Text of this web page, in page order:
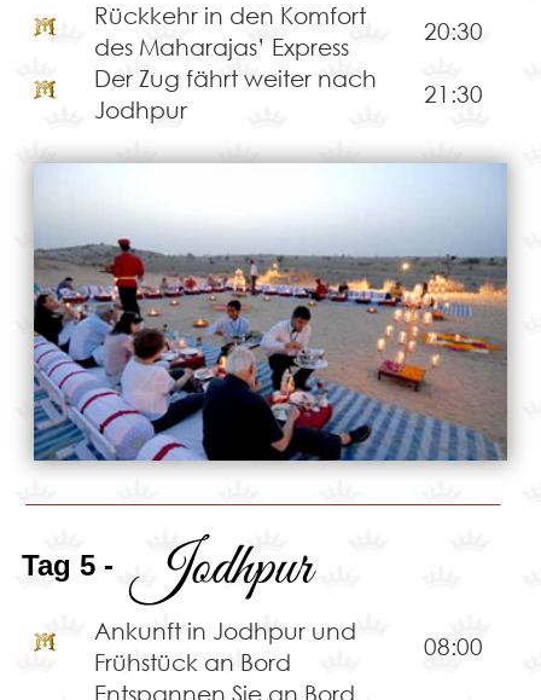
Rückkehr in den Komfort
des Maharajas’ Express
20:30
Der Zug fährt weiter nach
Jodhpur
21:30
Tag 5 - Jodhpur
Ankunft in Jodhpur und
Frühstück an Bord
08:00
Entspannen Sie an Bord